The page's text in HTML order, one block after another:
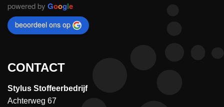
powered by Google
beoordeel ons op
CONTACT
Stylus Stoffeerbedrijf
Achterweg 67